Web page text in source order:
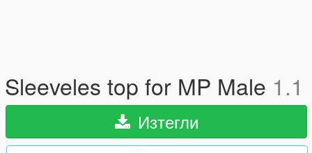
Sleeveles top for MP Male 1.1
Изтегли